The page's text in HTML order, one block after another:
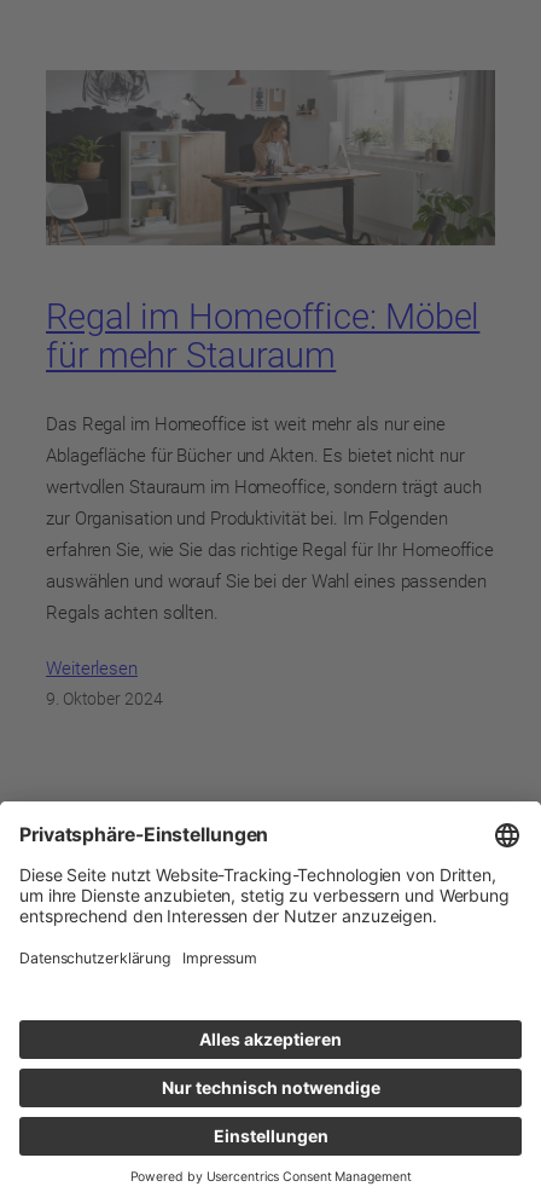
Regal im Homeoffice: Möbel
für mehr Stauraum
Das Regal im Homeoffice ist weit mehr als nur eine
Ablagefläche für Bücher und Akten. Es bietet nicht nur
wertvollen Stauraum im Homeoffice, sondern trägt auch
zur Organisation und Produktivität bei. Im Folgenden
erfahren Sie, wie Sie das richtige Regal für Ihr Homeoffice
auswählen und worauf Sie bei der Wahl eines passenden
Regals achten sollten.
Weiterlesen
9. Oktober 2024
Die unschätzbaren Vorteile
einer Lordosenstütze:
Rückenschmerzen
vorbeugen